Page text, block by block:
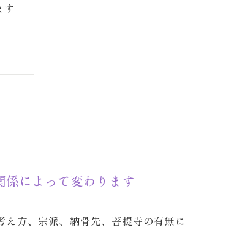
す
によって変わります
方、宗派、納骨先、菩提寺の有無に